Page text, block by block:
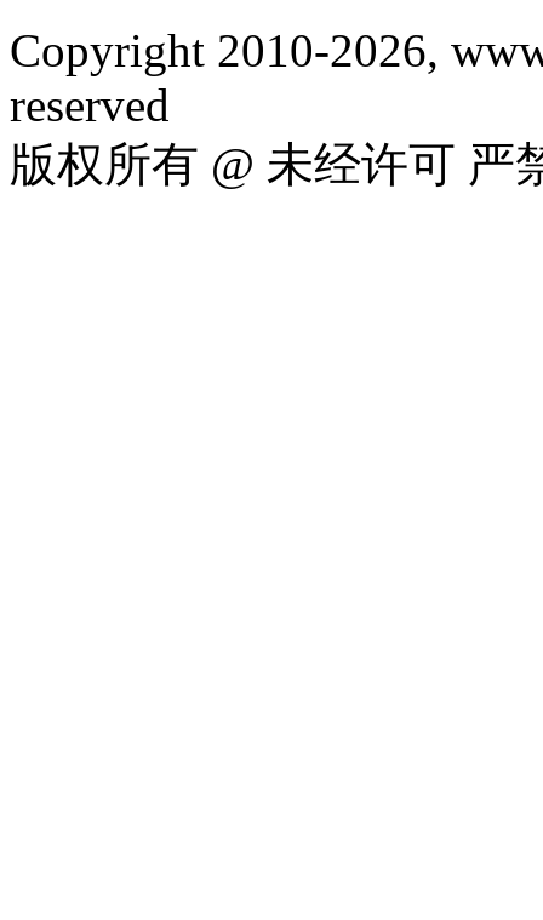
Copyright 2010-2026,
reserved
版权所有 @ 未经许可 严